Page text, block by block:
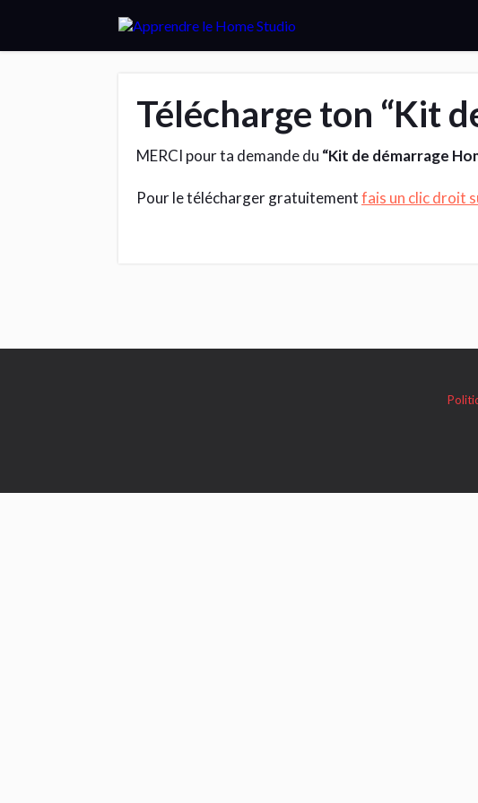
Télécharge ton “Kit
MERCI pour ta demande du “Kit de démarrage
Pour le télécharger gratuitementfais un clic droit